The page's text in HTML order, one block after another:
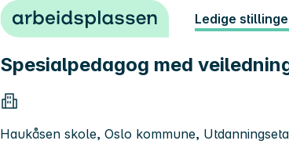
Hopp til innhold Ledige
Spesialpedagog med
Haukåsen skole, Oslo kommune,